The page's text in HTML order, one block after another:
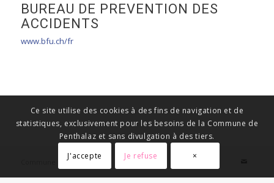
BUREAU DE PREVENTION DES
ACCIDENTS
www.bfu.ch/fr
ADMINISTRATION COMMUNALE
Commune de Penthalaz
Ce site utilise des cookies à des fins de navigation et de
statistiques, exclusivement pour les besoins de la Commune de
Penthalaz et sans divulgation à des tiers.
J'accepte
Je refuse ×